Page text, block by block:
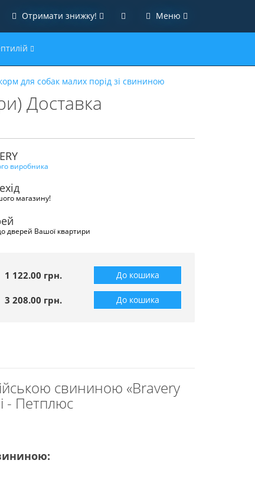
Отримати знижку! Меню
для собак малих порід зі свининою
Доставка
виробника
магазину!
дверей Вашої квартири
1 122.00 грн. До кошика
3 208.00 грн. До кошика
свининою «Bravery
- Петплюс